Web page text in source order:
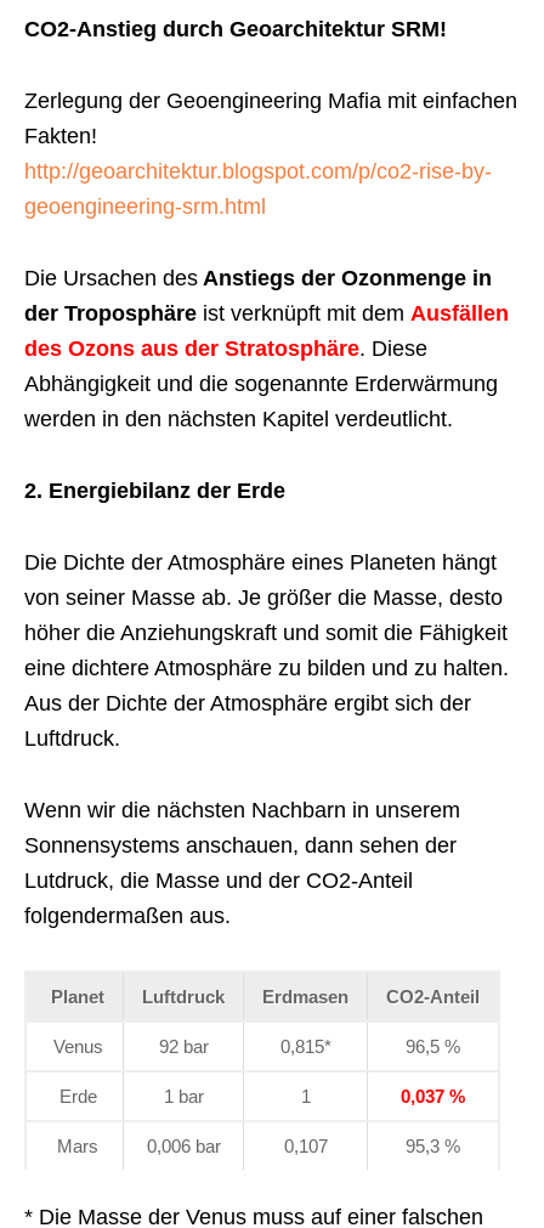
CO2-Anstieg durch Geoarchitektur SRM!
Zerlegung der Geoengineering Mafia mit einfachen
Fakten!
http://geoarchitektur.blogspot.com/p/co2-rise-by-
geoengineering-srm.html
Die Ursachen des Anstiegs der Ozonmenge in
der Troposphäre ist verknüpft mit dem Ausfällen
des Ozons aus der Stratosphäre. Diese
Abhängigkeit und die sogenannte Erderwärmung
werden in den nächsten Kapitel verdeutlicht.
2. Energiebilanz der Erde
Die Dichte der Atmosphäre eines Planeten hängt
von seiner Masse ab. Je größer die Masse, desto
höher die Anziehungskraft und somit die Fähigkeit
eine dichtere Atmosphäre zu bilden und zu halten.
Aus der Dichte der Atmosphäre ergibt sich der
Luftdruck.
Wenn wir die nächsten Nachbarn in unserem
Sonnensystems anschauen, dann sehen der
Lutdruck, die Masse und der CO2-Anteil
folgendermaßen aus.
Planet Luftdruck Erdmasen CO2-Anteil
Venus 92 bar 0,815* 96,5 %
Erde 1 bar 1 0,037 %
Mars 0,006 bar 0,107 95,3 %
* Die Masse der Venus muss auf einer falschen